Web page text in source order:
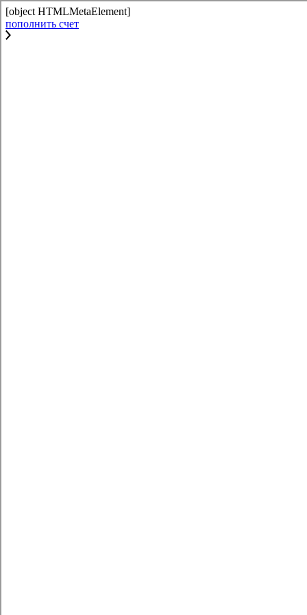
[object HTMLMetaElement]
пополнить счет